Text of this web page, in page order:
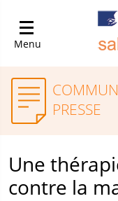
Menu
PRESSE
Une
contre la